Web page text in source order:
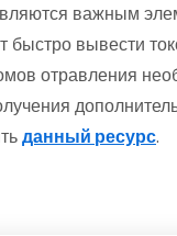
важным
быстро вывести
отравления
данный ресурс.